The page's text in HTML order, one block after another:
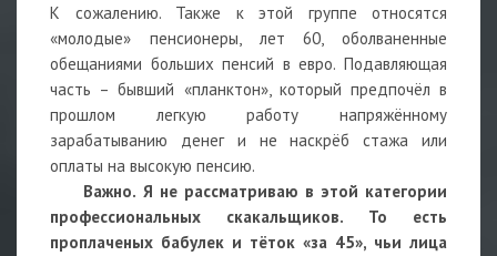
К сожалению. Также к этой группе относятся
«молодые» пенсионеры, лет 60, оболваненные
обещаниями больших пенсий в евро. Подавляющая
часть – бывший «планктон», который предпочёл в
прошлом легкую работу напряжённому
зарабатыванию денег и не наскрёб стажа или
оплаты на высокую пенсию.
Важно. Я не рассматриваю в этой категории
профессиональных скакальщиков. То есть
проплаченых бабулек и тёток «за 45», чьи лица